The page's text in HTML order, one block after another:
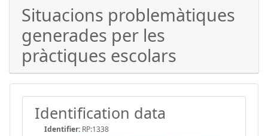
Situacions problemàtiques
generades per les
pràctiques escolars
Identification data
Identifier: RP:1338